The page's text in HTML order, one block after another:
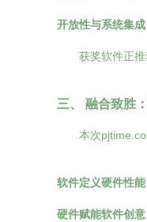
开放性与系统集成
获奖软件正推
三、 融合致胜
本次
软件定义硬件性能
硬件赋能软件创意